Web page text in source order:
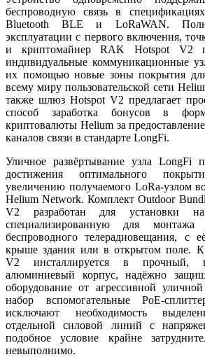
беспроводную связь в
Bluetooth BLE и LoRaWAN.
эксплуатации с первого включения,
и криптомайнер RAK Hotspot V2
индивидуальные коммуникационные
их помощью новые зоны покрытия
всему миру пользовательской сети
также шлюз Hotspot V2 предлагает
способ заработка бонусов в
криптовалюты Helium за
каналов связи в стандарте LongFi.
Уличное развёртывание узла LongFi
достижения оптимального
увеличению получаемого LoRa-узлом
Helium Network. Комплект Outdoor
V2 разработан для установки
специализированную для
беспроводного телерадиовещания, с
крыше здания или в открытом поле.
V2 инсталлируется в прочный,
алюминиевый корпус, надёжно
оборудование от агрессивной
набор вспомогательные PoE-
исключают необходимость
отдельной силовой линий с
подобное условие крайне
невыполнимо.